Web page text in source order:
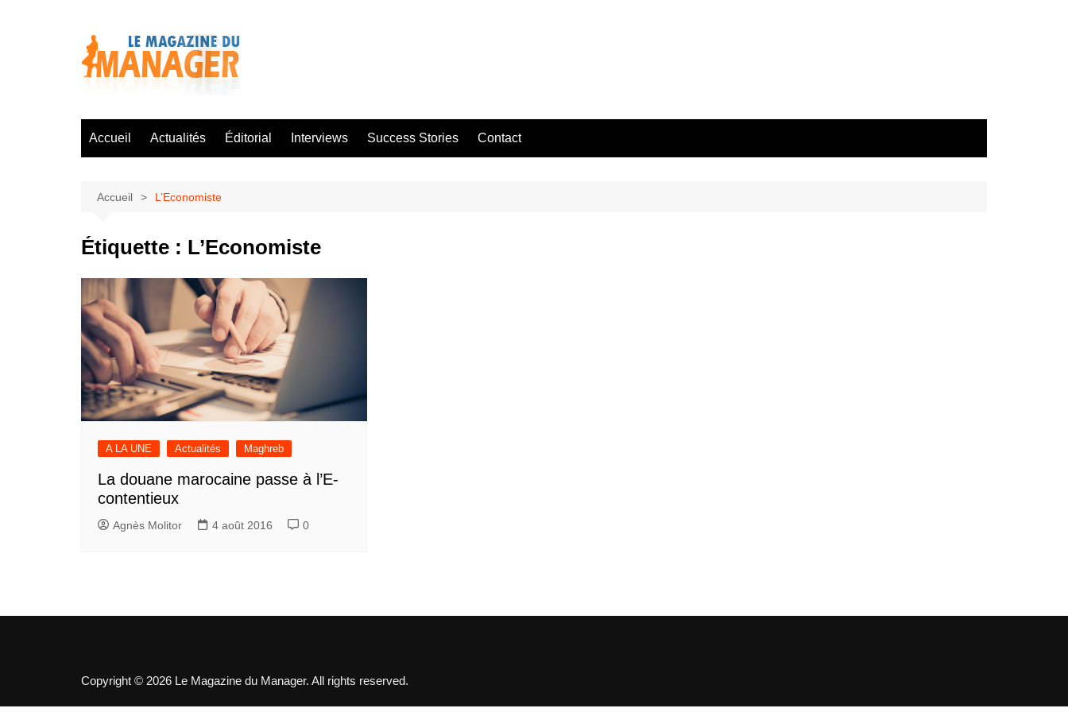
Accueil Actualités Éditorial Interviews Success Stories Contact
Accueil L’Economiste
Étiquette : L’Economiste
A LA UNE Actualités Maghreb
La douane marocaine passe à l’E-
contentieux
Agnès Molitor 4 août 2016 0
Copyright © 2026 Le Magazine du Manager. All rights reserved.